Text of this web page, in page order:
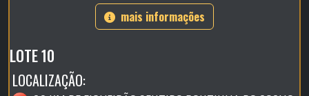
mais informações
LOTE 10
LOCALIZAÇÃO: